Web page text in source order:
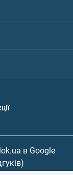
в Google